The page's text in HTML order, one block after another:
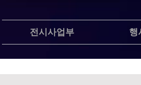
전시사업부 행